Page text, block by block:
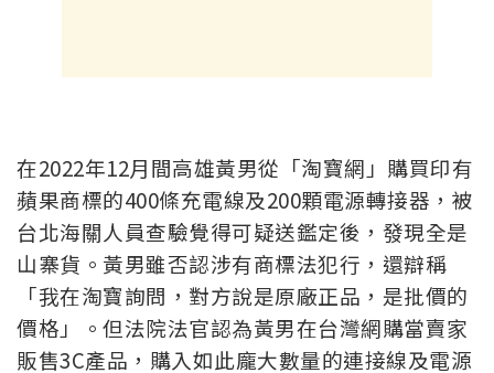
在2022年12月間高雄黃男從「淘寶網」購買印有
蘋果商標的400條充電線及200顆電源轉接器，被
台北海關人員查驗覺得可疑送鑑定後，發現全是
山寨貨。黃男雖否認涉有商標法犯行，還辯稱
「我在淘寶詢問，對方說是原廠正品，是批價的
價格」。但法院法官認為黃男在台灣網購當賣家
販售3C產品，購入如此龐大數量的連接線及電源